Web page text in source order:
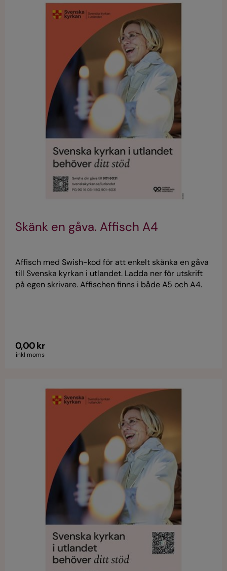
Skänk en gåva. Affisch A4
Affisch med Swish-kod för att enkelt skänka en gåva
till Svenska kyrkan i utlandet. Ladda ner för utskrift
på egen skrivare. Affischen finns i både A5 och A4.
0,00 kr
inkl moms